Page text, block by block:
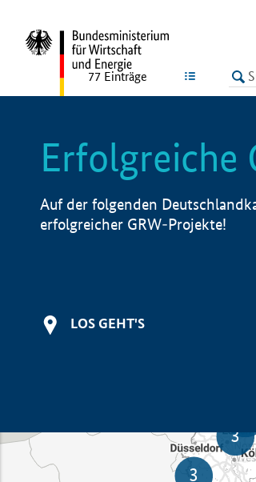
LISTE
77 Einträge
Erfolgreiche
Auf der folgenden
erfolgreicher GRW-Projekte!
LOS GEHT'S